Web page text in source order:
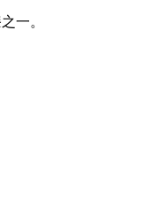
一。